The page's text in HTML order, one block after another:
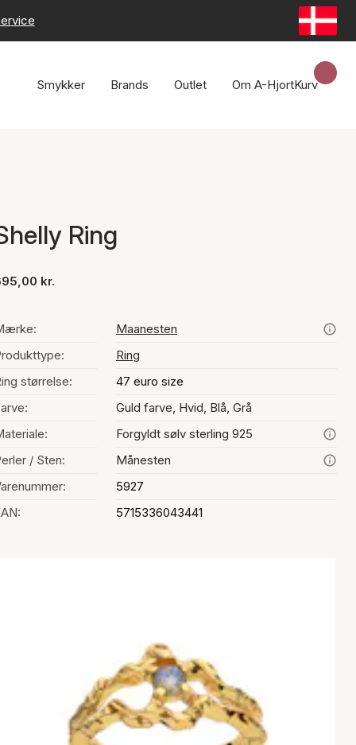
Smykker Brands Outlet Om A-HjortKurv
Ring
kr.
Maanesten
Ring
størrelse:
47 euro size
Guld farve, Hvid, Blå, Grå
Forgyldt sølv sterling 925
/ Sten:
Månesten
5927
5715336043441